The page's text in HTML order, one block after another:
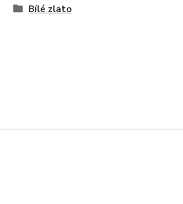
Bílé zlato